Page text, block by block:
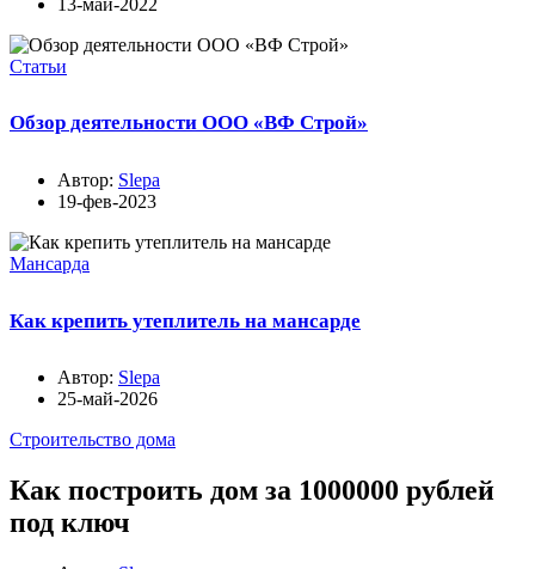
Статьи
Обзор деятельности ООО «ВФ Строй»
Автор: Slepa
19-фев-2023
Мансарда
Как крепить утеплитель на мансарде
Автор: Slepa
25-май-2026
Строительство дома
Как построить дом за 1000000 рублей
под ключ